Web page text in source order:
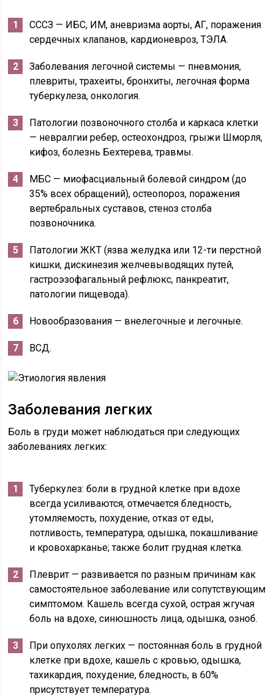
СССЗ — ИБС, ИМ, аневризма аорты, АГ, поражения
сердечных клапанов, кардионевроз, ТЭЛА.
Заболевания легочной системы — пневмония,
плевриты, трахеиты, бронхиты, легочная форма
туберкулеза, онкология.
Патологии позвоночного столба и каркаса клетки
— невралгии ребер, остеохондроз, грыжи Шморля,
кифоз, болезнь Бехтерева, травмы.
МБС — миофасциальный болевой синдром (до
35% всех обращений), остеопороз, поражения
вертебральных суставов, стеноз столба
позвоночника.
Патологии ЖКТ (язва желудка или 12-ти перстной
кишки, дискинезия желчевыводящих путей,
гастроэзофагальный рефлюкс, панкреатит,
патологии пищевода).
Новообразования — внелегочные и легочные.
ВСД.
Заболевания легких
Боль в груди может наблюдаться при следующих
заболеваниях легких:
Туберкулез: боли в грудной клетке при вдохе
всегда усиливаются, отмечается бледность,
утомляемость, похудение, отказ от еды,
потливость, температура, одышка, покашливание
и кровохарканье; также болит грудная клетка.
Плеврит — развивается по разным причинам как
самостоятельное заболевание или сопутствующим
симптомом. Кашель всегда сухой, острая жгучая
боль на вдохе, синюшность лица, одышка, озноб.
При опухолях легких — постоянная боль в грудной
клетке при вдохе, кашель с кровью, одышка,
тахикардия, похудение, бледность, в 60%
присутствует температура.